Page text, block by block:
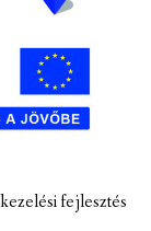
fejlesztés